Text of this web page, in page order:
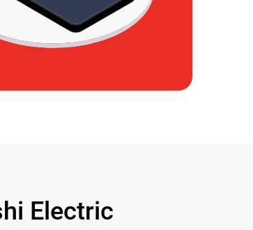
Electric